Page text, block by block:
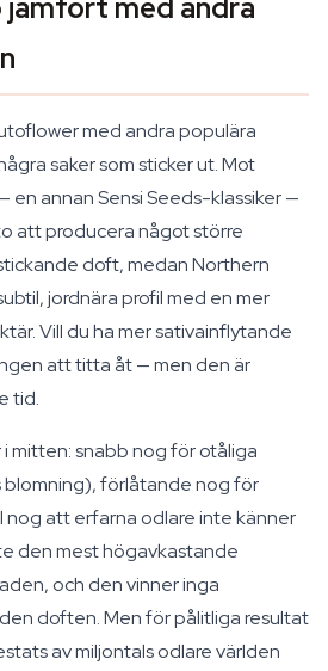
jämfört med andra
med andra populära
saker som sticker ut. Mot
en annan Sensi Seeds-klassiker —
att producera något större
doft, medan Northern
jordnära profil med en mer
Vill du ha mer sativainflytande
att titta åt — men den är
tid.
i mitten: snabb nog för otåliga
förlåtande nog för
nog att erfarna odlare inte känner
den mest högavkastande
och den vinner inga
doften. Men för pålitliga resultat
av miljontals odlare världen